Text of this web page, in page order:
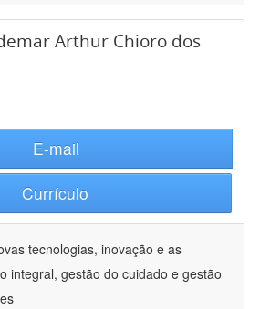
Arthur Chioro dos
E-mail
Currículo
tecnologias, inovação e as
integral, gestão do cuidado e gestão